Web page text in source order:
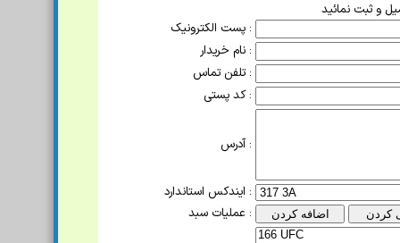
و ثبت نمائید
پست الکترونیک :
نام خریدار :
تلفن تماس :
کد پستی :
آدرس :
ایندکس استاندارد :
عملیات سبد :